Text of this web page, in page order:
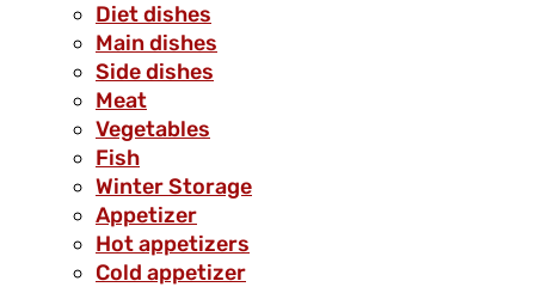
Diet dishes
Main dishes
Side dishes
Meat
Vegetables
Fish
Winter Storage
Аppetizer
Hot appetizers
Cold appetizer